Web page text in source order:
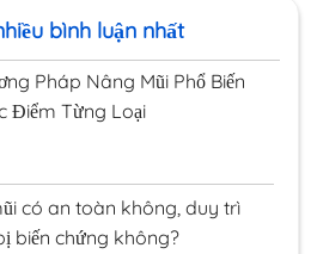
bình luận nhất
Pháp Nâng Mũi Phổ Biến
Điểm Từng Loại
có an toàn không, duy trì
biến chứng không?